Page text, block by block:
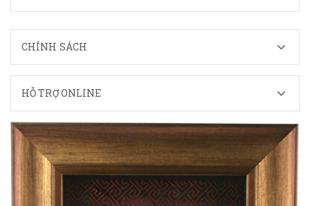
CHÍNH SÁCH
HỖ TRỢ ONLINE